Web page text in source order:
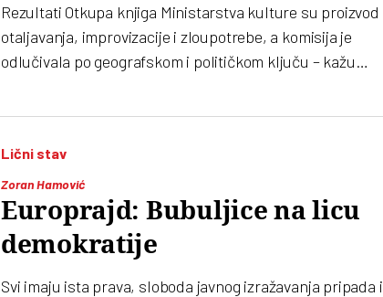
Rezultati Otkupa knjiga Ministarstva kulture su proizvod
otaljavanja, improvizacije i zloupotrebe, a komisija je
odlučivala po geografskom i političkom ključu – kažu
Lični stav
Zoran Hamović
Europrajd: Bubuljice na licu
demokratije
Svi imaju ista prava, sloboda javnog izražavanja pripada i